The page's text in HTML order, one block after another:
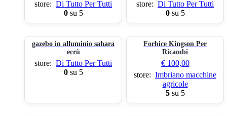
store: Di Tutto Per Tutti
0su 5
store: Di Tutto Per Tutti
0su 5
gazebo in alluminio sahara
ecrù
store: Di Tutto Per Tutti
0su 5
Forbice Kingson Per
Ricambi
€100,00
store: Imbriano macchine
agricole
5su 5